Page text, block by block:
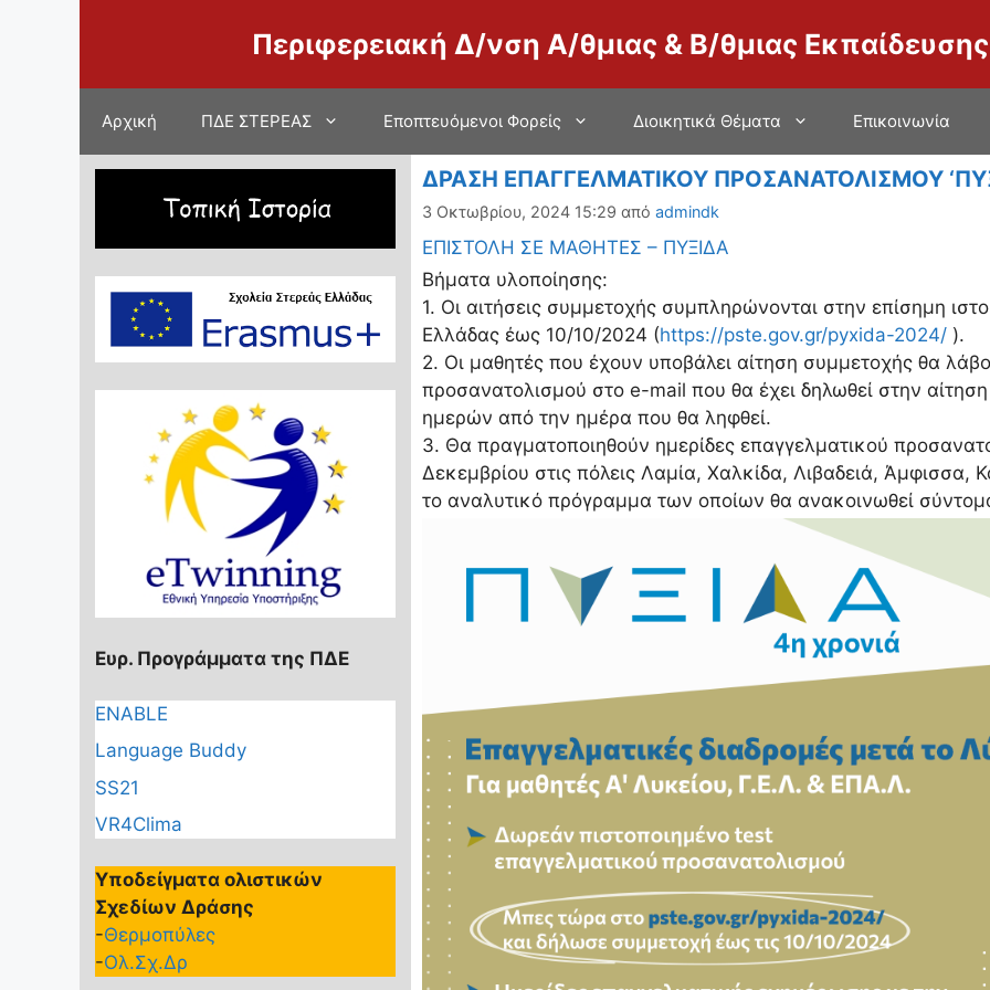
Περιφερειακή Δ/νση Α/θμιας & Β/θμιας
Αρχική ΠΔΕ ΣΤΕΡΕΑΣ Εποπτευόμενοι Φορείς Διοικητικά Θέματα Επικοινωνία
ΔΡΑΣΗ ΕΠΑΓΓΕΛΜΑΤΙΚΟΥ ΠΡΟΣΑΝΑΤΟΛΙΣΜΟΥ
3 Οκτωβρίου, 2024 15:29 από admindk
ΕΠΙΣΤΟΛΗ ΣΕ ΜΑΘΗΤΕΣ – ΠΥΞΙΔΑ
Βήματα υλοποίησης:
1. Οι αιτήσεις συμμετοχής συμπληρώνονται στην επίσημη
Ελλάδας έως 10/10/2024 (https://pste.gov.gr/pyxida-2024/ ).
2. Οι μαθητές που έχουν υποβάλει αίτηση συμμετοχής θα
προσανατολισμού στο e-mail που θα έχει δηλωθεί στην
ημερών από την ημέρα που θα ληφθεί.
3. Θα πραγματοποιηθούν ημερίδες επαγγελματικού
Δεκεμβρίου στις πόλεις Λαμία, Χαλκίδα, Λιβαδειά, Άμφισσα,
το αναλυτικό πρόγραμμα των οποίων θα ανακοινωθεί
Ευρ. Προγράμματα της ΠΔΕ
ENABLE
Language Buddy
SS21
VR4Clima
Υποδείγματα ολιστικών
Σχεδίων Δράσης
-Θερμοπύλες
-Ολ.Σχ.Δρ